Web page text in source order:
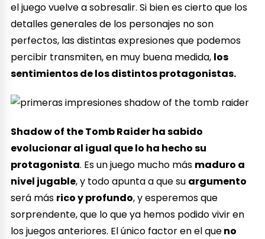
el juego vuelve a sobresalir. Si bien es cierto que los
detalles generales de los personajes no son
perfectos, las distintas expresiones que podemos
percibir transmiten, en muy buena medida, los
sentimientos de los distintos protagonistas.
Shadow of the Tomb Raider ha sabido
evolucionar al igual que lo ha hecho su
protagonista. Es un juego mucho más maduro a
nivel jugable, y todo apunta a que su argumento
será más rico y profundo, y esperemos que
sorprendente, que lo que ya hemos podido vivir en
los juegos anteriores. El único factor en el queno